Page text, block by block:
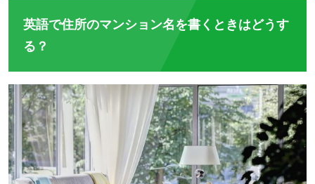
英語で住所のマンション名を書くときはどうす
る？